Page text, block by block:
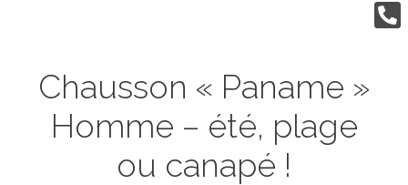
Chausson « Paname »
Homme – été, plage
ou canapé !